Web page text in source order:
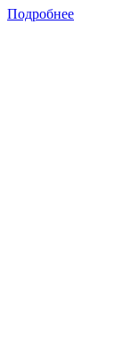
Подробнее